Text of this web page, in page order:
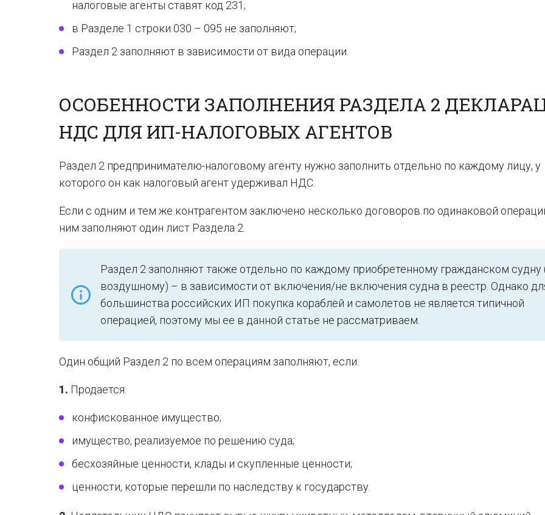
налоговые агенты ставят код 231;
в Разделе 1 строки 030 – 095 не заполняют;
Раздел 2 заполняют в зависимости от вида операции.
ОСОБЕННОСТИ ЗАПОЛНЕНИЯ РАЗДЕЛА 2
НДС ДЛЯ ИП-НАЛОГОВЫХ АГЕНТОВ
Раздел 2 предпринимателю-налоговому агенту нужно заполнить отдельно по каждому лицу, у
которого он как налоговый агент удерживал НДС.
Если с одним и тем же контрагентом заключено несколько договоров по одинаковой
ним заполняют один лист Раздела 2.
Раздел 2 заполняют также отдельно по каждому приобретенному гражданском судну
воздушному) – в зависимости от включения/не включения судна в реестр. Однако
большинства российских ИП покупка кораблей и самолетов не является типичной
операцией, поэтому мы ее в данной статье не рассматриваем.
Один общий Раздел 2 по всем операциям заполняют, если:
1. Продается:
конфискованное имущество;
имущество, реализуемое по решению суда;
бесхозяйные ценности, клады и скупленные ценности;
ценности, которые перешли по наследству к государству.